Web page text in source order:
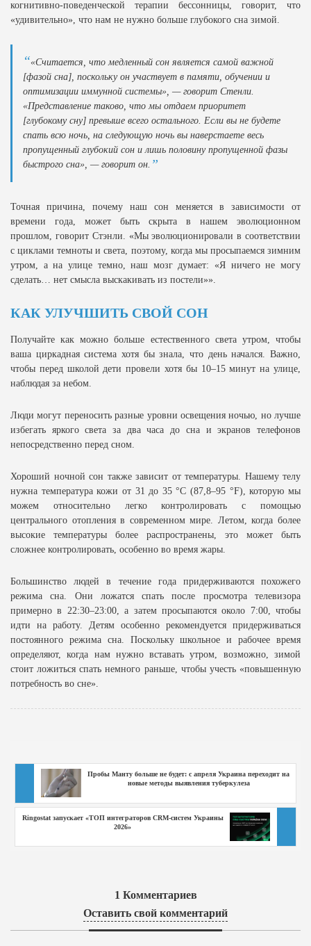
когнитивно-поведенческой терапии бессонницы, говорит, что
«удивительно», что нам не нужно больше глубокого сна зимой.
«Считается, что медленный сон является самой важной
[фазой сна], поскольку он участвует в памяти, обучении и
оптимизации иммунной системы», — говорит Стенли.
«Представление таково, что мы отдаем приоритет
[глубокому сну] превыше всего остального. Если вы не будете
спать всю ночь, на следующую ночь вы наверстаете весь
пропущенный глубокий сон и лишь половину пропущенной фазы
быстрого сна», — говорит он.
Точная причина, почему наш сон меняется в зависимости от
времени года, может быть скрыта в нашем эволюционном
прошлом, говорит Стэнли. «Мы эволюционировали в соответствии
с циклами темноты и света, поэтому, когда мы просыпаемся зимним
утром, а на улице темно, наш мозг думает: «Я ничего не могу
сделать… нет смысла выскакивать из постели»».
КАК УЛУЧШИТЬ СВОЙ СОН
Получайте как можно больше естественного света утром, чтобы
ваша циркадная система хотя бы знала, что день начался. Важно,
чтобы перед школой дети провели хотя бы 10–15 минут на улице,
наблюдая за небом.
Люди могут переносить разные уровни освещения ночью, но лучше
избегать яркого света за два часа до сна и экранов телефонов
непосредственно перед сном.
Хороший ночной сон также зависит от температуры. Нашему телу
нужна температура кожи от 31 до 35 °C (87,8–95 °F), которую мы
можем относительно легко контролировать с помощью
центрального отопления в современном мире. Летом, когда более
высокие температуры более распространены, это может быть
сложнее контролировать, особенно во время жары.
Большинство людей в течение года придерживаются похожего
режима сна. Они ложатся спать после просмотра телевизора
примерно в 22:30–23:00, а затем просыпаются около 7:00, чтобы
идти на работу. Детям особенно рекомендуется придерживаться
постоянного режима сна. Поскольку школьное и рабочее время
определяют, когда нам нужно вставать утром, возможно, зимой
стоит ложиться спать немного раньше, чтобы учесть «повышенную
потребность во сне».
Пробы Манту больше не будет: с апреля Украина переходит на
новые методы выявления туберкулеза
Ringostat запускает «ТОП интеграторов CRM-систем Украины
2026»
1 Комментариев
Оставить свой комментарий